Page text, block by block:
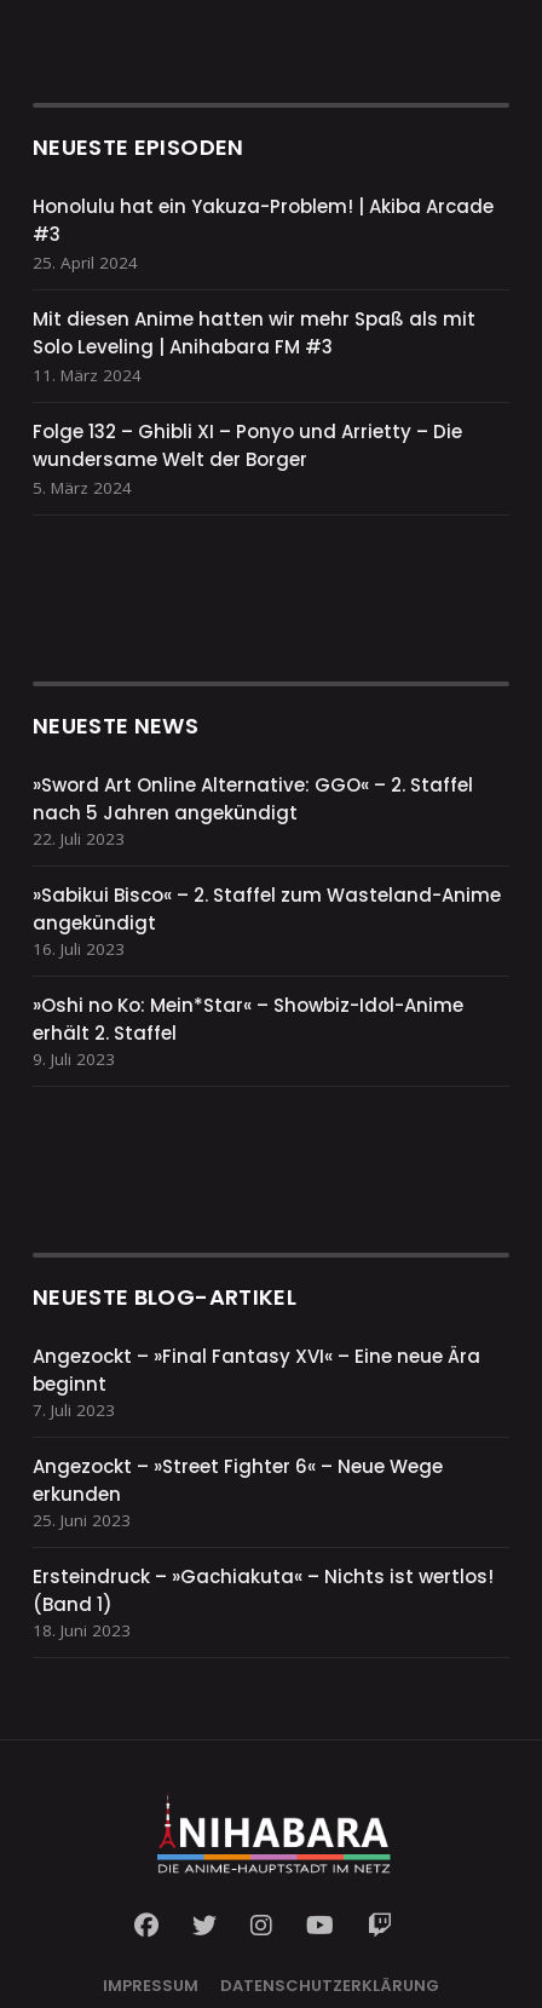
NEUESTE EPISODEN
Honolulu hat ein Yakuza-Problem! | Akiba Arcade
#3
25. April 2024
Mit diesen Anime hatten wir mehr Spaß als mit
Solo Leveling | Anihabara FM #3
11. März 2024
Folge 132 – Ghibli XI – Ponyo und Arrietty – Die
wundersame Welt der Borger
5. März 2024
NEUESTE NEWS
»Sword Art Online Alternative: GGO« – 2. Staffel
nach 5 Jahren angekündigt
22. Juli 2023
»Sabikui Bisco« – 2. Staffel zum Wasteland-Anime
angekündigt
16. Juli 2023
»Oshi no Ko: Mein*Star« – Showbiz-Idol-Anime
erhält 2. Staffel
9. Juli 2023
NEUESTE BLOG-ARTIKEL
Angezockt – »Final Fantasy XVI« – Eine neue Ära
beginnt
7. Juli 2023
Angezockt – »Street Fighter 6« – Neue Wege
erkunden
25. Juni 2023
Ersteindruck – »Gachiakuta« – Nichts ist wertlos!
(Band 1)
18. Juni 2023
IMPRESSUM DATENSCHUTZERKLÄRUNG